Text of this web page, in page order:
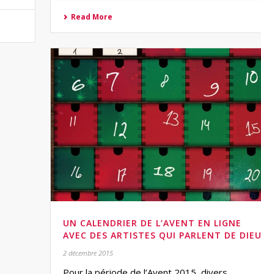
Read More
UN CALENDRIER DE L’AVENT EN LIGNE
AVEC DES ARTISTES QUI PARLENT DE DIEU
2 décembre 2015